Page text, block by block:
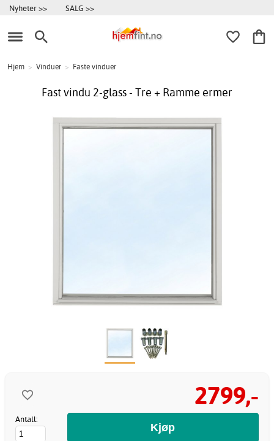
Nyheter >> SALG >>
Hjem > Vinduer > Faste vinduer
Fast vindu 2-glass - Tre + Ramme ermer
2799,-
Antall: